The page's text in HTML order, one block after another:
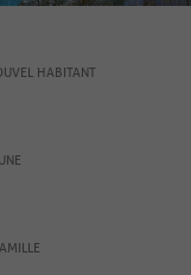
HABITANT